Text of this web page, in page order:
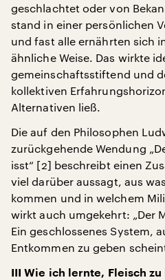
geschlachtet oder von
stand in einer persönlichen
und fast alle ernährten sich
ähnliche Weise. Das wirkte
gemeinschaftsstiftend und
kollektiven
Alternativen ließ.
Die auf den Philosophen
zurückgehende Wendung
isst“ [2] beschreibt einen
viel darüber aussagt, aus
kommen und in welchem
wirkt auch umgekehrt: „Der
Ein geschlossenes System,
Entkommen zu geben
III Wie ich lernte, Fleisch zu